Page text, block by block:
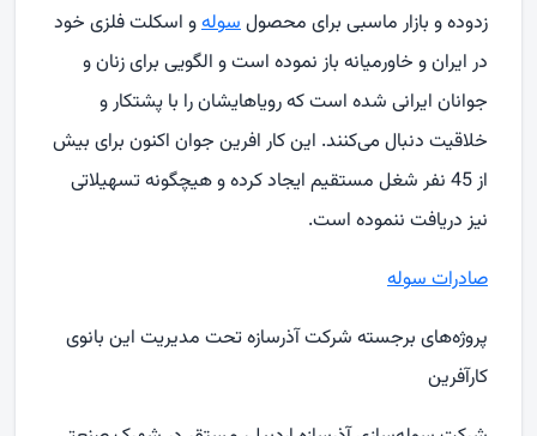
زدوده و بازار ماسبی برای محصولسولهو اسکلت فلزی خود
در ایران و خاورمیانه باز نموده است و الگویی برای زنان و
جوانان ایرانی شده است که رویاهایشان را با پشتکار و
خلاقیت دنبال می‌کنند. این کار افرین جوان اکنون برای بیش
از 45 نفر شغل مستقیم ایجاد کرده و هیچگونه تسهیلاتی
نیز دریافت ننموده است.
صادرات سوله
پروژه‌های برجسته شرکت آذرسازه تحت مدیریت این بانوی
کارآفرین